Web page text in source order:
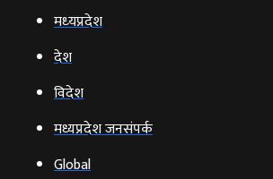
मध्‍यप्रदेश
देश
विदेश
मध्यप्रदेश जनसंपर्क
Global